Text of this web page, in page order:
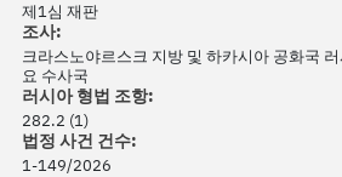
제1심 재판
조사:
크라스노야르스크 지방 및 하카시아 공화국
요 수사국
러시아 형법 조항:
282.2 (1)
법정 사건 건수:
1-149/2026